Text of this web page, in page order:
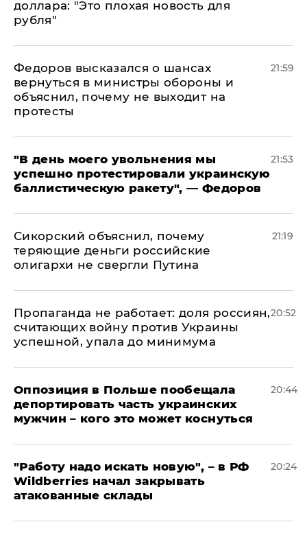
доллара: "Это плохая новость для
рубля"
Федоров высказался о шансах
вернуться в министры обороны и
объяснил, почему не выходит на
протесты
21:59
​"В день моего увольнения мы
успешно протестировали украинскую
баллистическую ракету", — Федоров
21:53
Сикорский объяснил, почему
теряющие деньги российские
олигархи не свергли Путина
21:19
​Пропаганда не работает: доля россиян,
считающих войну против Украины
успешной, упала до минимума
20:52
Оппозиция в Польше пообещала
депортировать часть украинских
мужчин – кого это может коснуться
20:44
"Работу надо искать новую", – в РФ
Wildberries начал закрывать
атакованные склады
20:24